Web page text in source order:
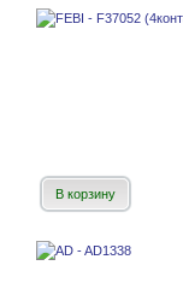
В корзину